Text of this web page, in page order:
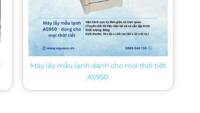
Máy lấy mẫu lạnh dành cho mọi thời tiết
AS950